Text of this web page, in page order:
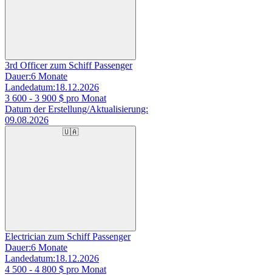
3rd Officer zum Schiff Passenger
Dauer:6 Monate
Landedatum:18.12.2026
3 600 - 3 900 $ pro Monat
Datum der Erstellung/Aktualisierung:
09.08.2026
🇺🇦
Electrician zum Schiff Passenger
Dauer:6 Monate
Landedatum:18.12.2026
4 500 - 4 800 $ pro Monat